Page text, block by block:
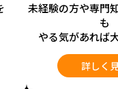
未経験の方や専門
も
やる気があれば
詳しく